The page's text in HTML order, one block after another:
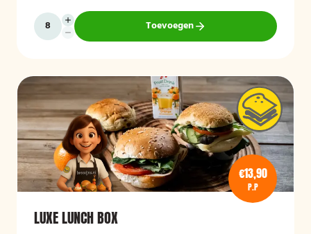
Toevoegen
€13,90
P.P
LUXE LUNCH BOX